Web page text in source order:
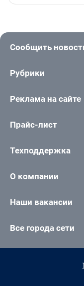
Сообщить
Рубрики
Реклама на сайте
Прайс-лист
Техподдержка
О компании
Наши вакансии
Все города сети